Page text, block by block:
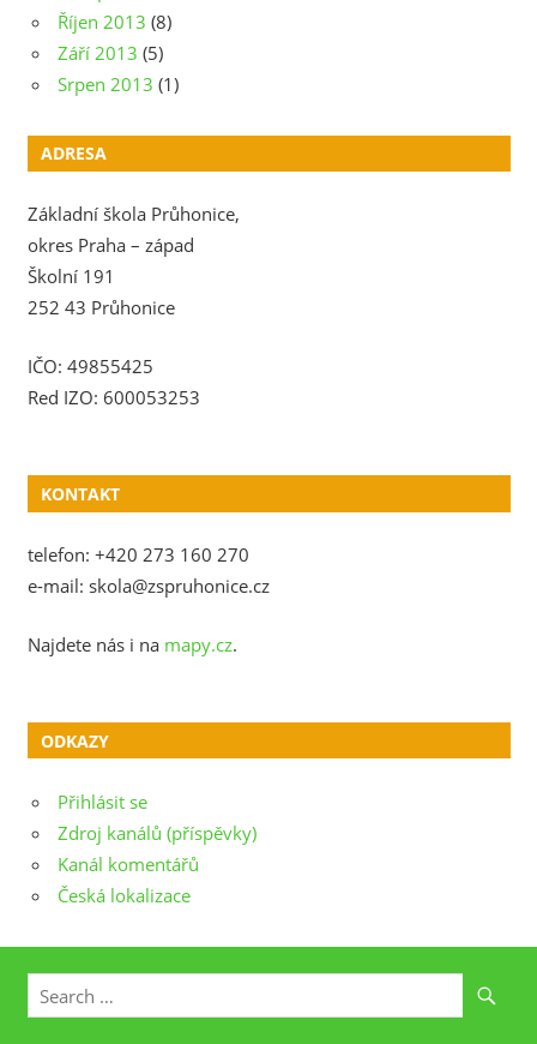
Říjen 2013 (8)
Září 2013 (5)
Srpen 2013 (1)
ADRESA
Základní škola Průhonice,
okres Praha – západ
Školní 191
252 43 Průhonice
IČO: 49855425
Red IZO: 600053253
KONTAKT
telefon: +420 273 160 270
e-mail: skola@zspruhonice.cz
Najdete nás i na mapy.cz.
ODKAZY
Přihlásit se
Zdroj kanálů (příspěvky)
Kanál komentářů
Česká lokalizace